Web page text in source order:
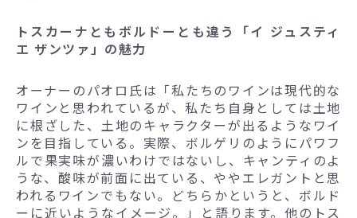
トスカーナともボルドーとも違う「イ ジュスティ
エ ザンツァ」の魅力
オーナーのパオロ氏は「私たちのワインは現代的な
ワインと思われているが、私たち自身としては土地
に根ざした、土地のキャラクターが出るようなワイ
ンを目指している。実際、ボルゲリのようにパワフ
ルで果実味が濃いわけではないし、キャンティのよ
うな、酸味が前面に出ている、ややエレガントと思
われるワインでもない。どちらかというと、ボルド
ーに近いようなイメージ。」と語ります。他のトス